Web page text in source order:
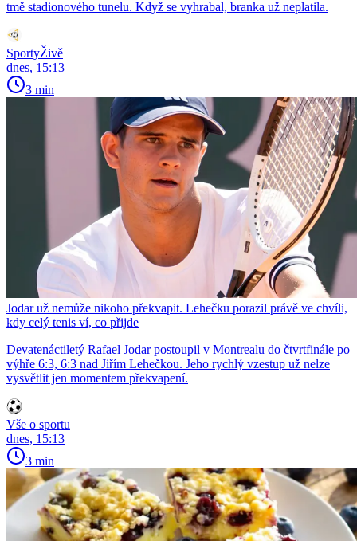
tmě stadionového tunelu. Když se vyhrabal, branka už neplatila.
SportyŽivě
dnes, 15:13
3 min
Jodar už nemůže nikoho překvapit. Lehečku porazil právě ve chvíli,
kdy celý tenis ví, co přijde
Devatenáctiletý Rafael Jodar postoupil v Montrealu do čtvrtfinále po
výhře 6:3, 6:3 nad Jiřím Lehečkou. Jeho rychlý vzestup už nelze
vysvětlit jen momentem překvapení.
Vše o sportu
dnes, 15:13
3 min